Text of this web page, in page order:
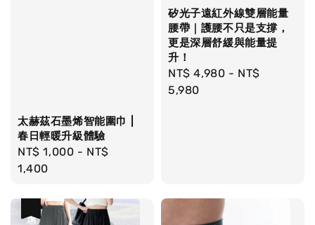
太赫茲石墨烯智能圍巾 |
春日輕暖升級體驗
Regular
price
NT$ 1,000 - NT$
1,400
矽光子遠紅外線雙層能量
腰帶｜護腰不只是支撐，
更是深層舒緩與能量提
升！
Regular
price
NT$ 4,980 - NT$
5,980